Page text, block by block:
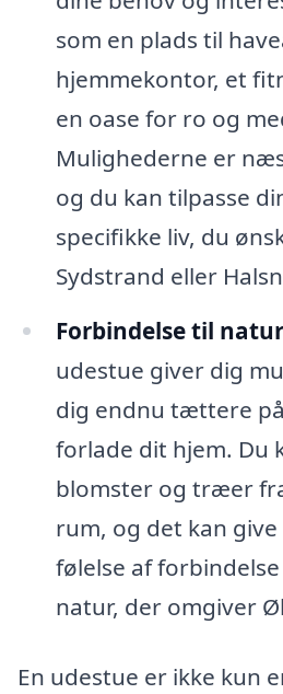
som en plads til
hjemmekontor, et
en oase for ro og
Mulighederne er
og du kan tilpasse
specifikke liv, du
Sydstrand eller
Forbindelse til
udestue giver dig
dig endnu tættere
forlade dit hjem. Du
blomster og træer
rum, og det kan
følelse af
natur, der omgiver
En udestue er ikke kun